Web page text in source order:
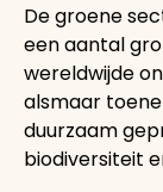
De groene
een aantal
wereldwijde
alsmaar
duurzaam
biodiversiteit